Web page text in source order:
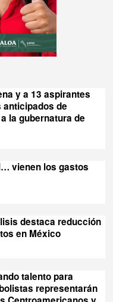
y a 13 aspirantes
de
la gubernatura de
vienen los gastos
destaca reducción
en México
talento para
representarán